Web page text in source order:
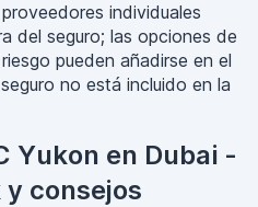
individuales
del seguro; las opciones de
pueden añadirse en el
no está incluido en la
Yukon en Dubai -
consejos